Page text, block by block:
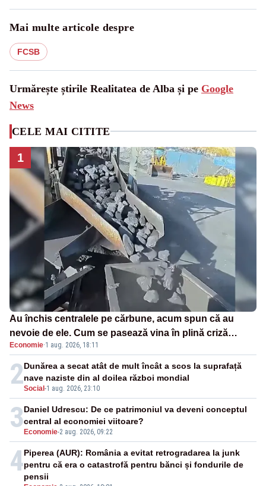
Mai multe articole despre
FCSB
Urmărește știrile Realitatea de Alba și pe Google
News
CELE MAI CITITE
1
Au închis centralele pe cărbune, acum spun că au
nevoie de ele. Cum se pasează vina în plină criză
energetică
Economie·1 aug. 2026, 18:11
2Social -1 aug. 2026, 23:10
Dunărea a secat atât de mult încât a scos la suprafață
nave naziste din al doilea război mondial
3 Economie-2 aug. 2026, 09:22
Daniel Udrescu: De ce patrimoniul va deveni conceptul
central al economiei viitoare?
4Piperea (AUR): România a evitat retrogradarea la junk
pentru că era o catastrofă pentru bănci și fondurile de
pensii